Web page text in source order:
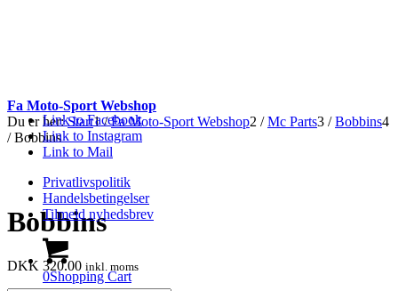
Link to Facebook
Link to Instagram
Link to Mail
Privatlivspolitik
Handelsbetingelser
Tilmeld nyhedsbrev
0Shopping Cart
Fa Moto-Sport Webshop
Du er her: Start1 / Fa Moto-Sport Webshop2 / Mc Parts3 / Bobbins4
/ Bobbins
Bobbins
DKK 320.00 inkl. moms